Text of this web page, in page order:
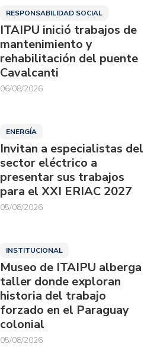
RESPONSABILIDAD SOCIAL
ITAIPU inició trabajos de
mantenimiento y
rehabilitación del puente
Cavalcanti
06/08/2026
ENERGÍA
Invitan a especialistas del
sector eléctrico a
presentar sus trabajos
para el XXI ERIAC 2027
05/08/2026
INSTITUCIONAL
Museo de ITAIPU alberga
taller donde exploran
historia del trabajo
forzado en el Paraguay
colonial
05/08/2026